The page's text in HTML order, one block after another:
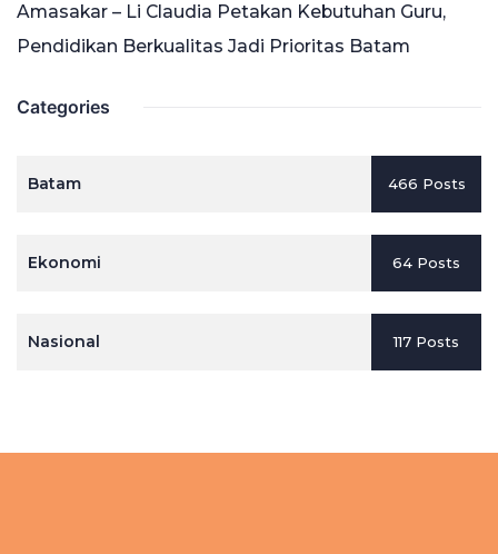
Amasakar – Li Claudia Petakan Kebutuhan Guru,
Pendidikan Berkualitas Jadi Prioritas Batam
Categories
Batam 466 Posts
Ekonomi 64 Posts
Nasional 117 Posts